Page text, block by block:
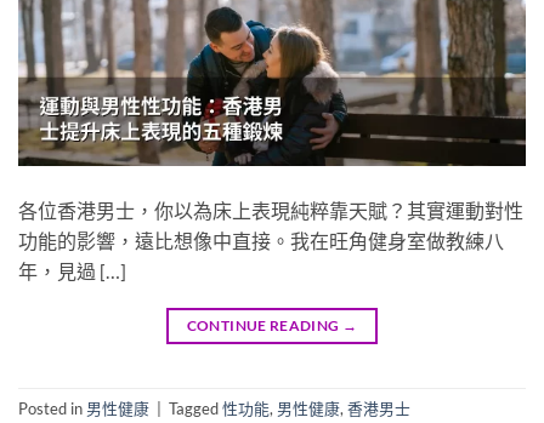
各位香港男士，你以為床上表現純粹靠天賦？其實運動對性
功能的影響，遠比想像中直接。我在旺角健身室做教練八
年，見過 […]
CONTINUE READING →
Posted in 男性健康 Tagged性功能, 男性健康, 香港男士